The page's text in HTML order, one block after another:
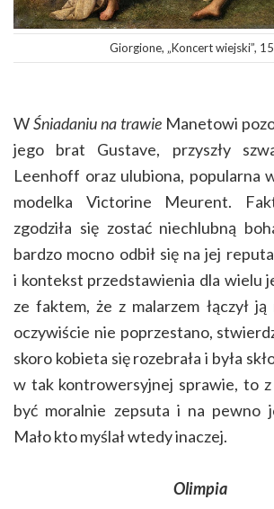
Giorgione, „Koncert wiejski”,
WŚniadaniu na trawie Manetowi
jego brat Gustave, przyszły
Leenhoff oraz ulubiona, popularna
modelka Victorine Meurent.
zgodziła się zostać niechlubną
bardzo mocno odbił się na jej
i kontekst przedstawienia dla wielu
ze faktem, że z malarzem łączył
oczywiście nie poprzestano,
skoro kobieta się rozebrała i była
w tak kontrowersyjnej sprawie, to z
być moralnie zepsuta i na pewno
Mało kto myślał wtedy inaczej.
Olimpia